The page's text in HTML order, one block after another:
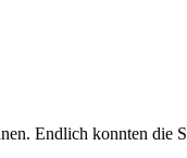
Endlich konnten die